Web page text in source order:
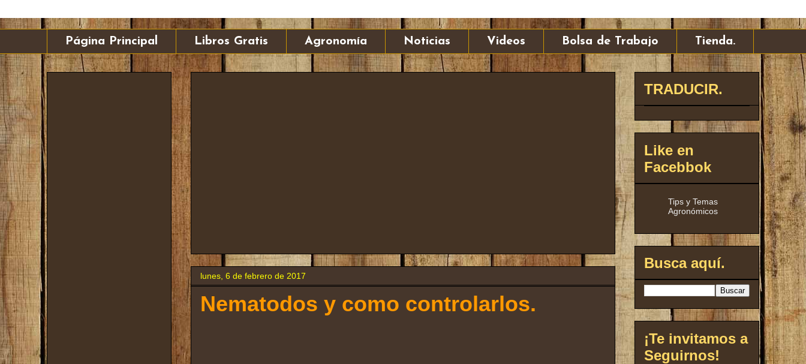
Página Principal Libros Gratis Agronomía Noticias Videos Bolsa de Trabajo Tienda.
lunes, 6 de febrero de 2017
Nematodos y como controlarlos.
TRADUCIR.
Like en
Facebbok
Tips y Temas
Agronómicos
Busca aquí.
¡Te invitamos a
Seguirnos!